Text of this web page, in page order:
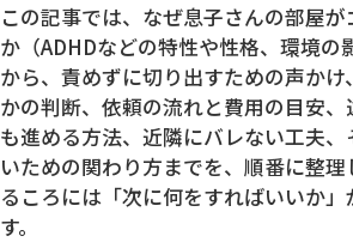
この記事では、なぜ息子さんの部屋
か（ADHDなどの特性や性格、環境の
から、責めずに切り出すための声かけ
かの判断、依頼の流れと費用の目安
も進める方法、近隣にバレない工夫
いための関わり方までを、順番に整理
るころには「次に何をすればいいか」
す。